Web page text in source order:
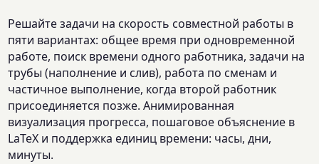
Решайте задачи на скорость совместной работы в
пяти вариантах: общее время при одновременной
работе, поиск времени одного работника, задачи на
трубы (наполнение и слив), работа по сменам и
частичное выполнение, когда второй работник
присоединяется позже. Анимированная
визуализация прогресса, пошаговое объяснение в
LaTeX и поддержка единиц времени: часы, дни,
минуты.